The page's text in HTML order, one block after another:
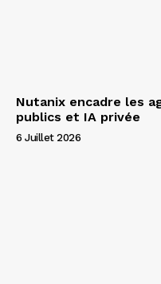
Nutanix encadre les
publics et IA privée
6 Juillet 2026